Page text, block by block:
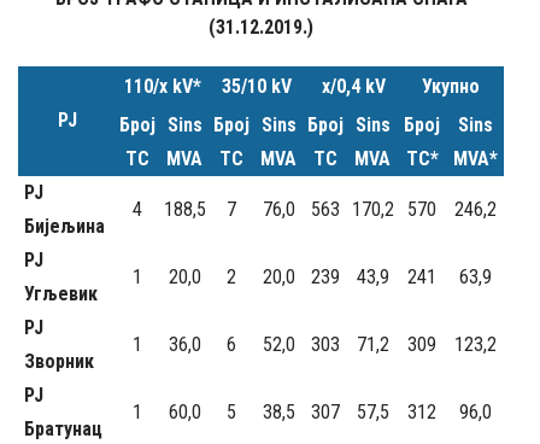
(31.12.2019.)
РЈ
110/x kV* 35/10 kV x/0,4 kV
Укупно
Број
ТС
Sins
MVA
Број
ТС
Sins
MVA
Број
ТС
Sins
MVA
Број
ТС*
Sins
MVA*
РЈ
Бијељина
4 188,5 7 76,0 563 170,2 570 246,2
РЈ
Угљевик
1 20,0 2 20,0 239 43,9 241 63,9
РЈ
Зворник
1 36,0 6 52,0 303 71,2 309 123,2
РЈ
Братунац
1 60,0 5 38,5 307 57,5 312 96,0